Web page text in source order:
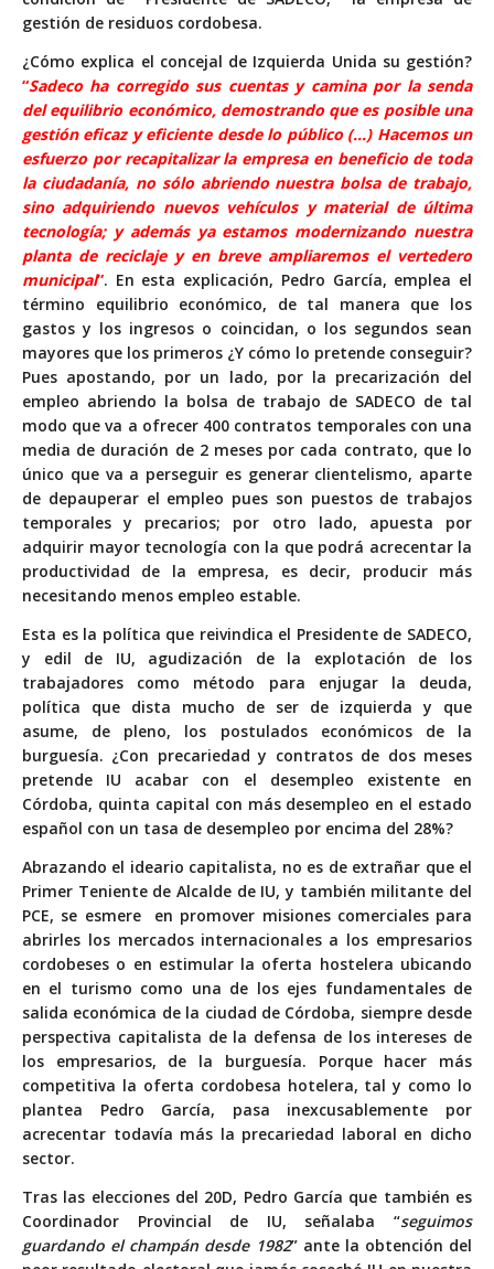
gestión de residuos cordobesa.
¿Cómo explica el concejal de Izquierda Unida su gestión?
“Sadeco ha corregido sus cuentas y camina por la senda
del equilibrio económico, demostrando que es posible una
gestión eficaz y eficiente desde lo público (…) Hacemos un
esfuerzo por recapitalizar la empresa en beneficio de toda
la ciudadanía, no sólo abriendo nuestra bolsa de trabajo,
sino adquiriendo nuevos vehículos y material de última
tecnología; y además ya estamos modernizando nuestra
planta de reciclaje y en breve ampliaremos el vertedero
municipal”. En esta explicación, Pedro García, emplea el
término equilibrio económico, de tal manera que los
gastos y los ingresos o coincidan, o los segundos sean
mayores que los primeros ¿Y cómo lo pretende conseguir?
Pues apostando, por un lado, por la precarización del
empleo abriendo la bolsa de trabajo de SADECO de tal
modo que va a ofrecer 400 contratos temporales con una
media de duración de 2 meses por cada contrato, que lo
único que va a perseguir es generar clientelismo, aparte
de depauperar el empleo pues son puestos de trabajos
temporales y precarios; por otro lado, apuesta por
adquirir mayor tecnología con la que podrá acrecentar la
productividad de la empresa, es decir, producir más
necesitando menos empleo estable.
Esta es la política que reivindica el Presidente de SADECO,
y edil de IU, agudización de la explotación de los
trabajadores como método para enjugar la deuda,
política que dista mucho de ser de izquierda y que
asume, de pleno, los postulados económicos de la
burguesía. ¿Con precariedad y contratos de dos meses
pretende IU acabar con el desempleo existente en
Córdoba, quinta capital con más desempleo en el estado
español con un tasa de desempleo por encima del 28%?
Abrazando el ideario capitalista, no es de extrañar que el
Primer Teniente de Alcalde de IU, y también militante del
PCE, se esmere en promover misiones comerciales para
abrirles los mercados internacionales a los empresarios
cordobeses o en estimular la oferta hostelera ubicando
en el turismo como una de los ejes fundamentales de
salida económica de la ciudad de Córdoba, siempre desde
perspectiva capitalista de la defensa de los intereses de
los empresarios, de la burguesía. Porque hacer más
competitiva la oferta cordobesa hotelera, tal y como lo
plantea Pedro García, pasa inexcusablemente por
acrecentar todavía más la precariedad laboral en dicho
sector.
Tras las elecciones del 20D, Pedro García que también es
Coordinador Provincial de IU, señalaba “seguimos
guardando el champán desde 1982” ante la obtención del